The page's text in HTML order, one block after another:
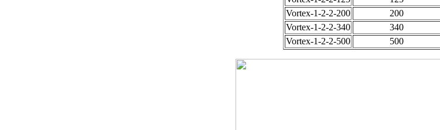
Vortex-1-2-2-200
200
Vortex-1-2-2-340
340
Vortex-1-2-2-500
500